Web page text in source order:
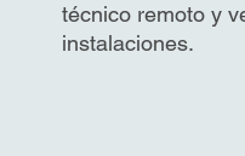
técnico remoto y
instalaciones.